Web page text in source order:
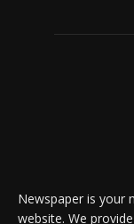
Newspaper is your
website. We